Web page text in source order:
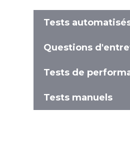
Tests
Questions
Tests de
Tests manuels